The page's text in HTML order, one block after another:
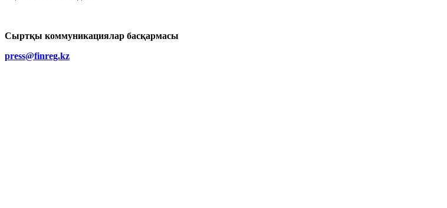
Сыртқы коммуникациялар басқармасы
press@finreg.kz